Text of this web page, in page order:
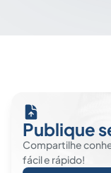
Publique
Compartilhe
fácil e rápido!